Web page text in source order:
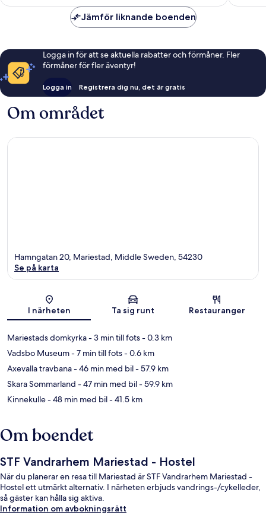
Jämför liknande boenden
Logga in för att se aktuella rabatter och förmåner. Fler
förmåner för fler äventyr!
Logga in Registrera dig nu, det är gratis
Om området
Karta
Hamngatan 20, Mariestad, Middle Sweden, 54230
Se på karta
I närheten Ta sig runt Restauranger
Mariestads domkyrka- 3 min till fots- 0.3 km
Vadsbo Museum- 7 min till fots- 0.6 km
Axevalla travbana- 46 min med bil- 57.9 km
Skara Sommarland - 47 min med bil- 59.9 km
Kinnekulle- 48 min med bil- 41.5 km
Om boendet
STF Vandrarhem Mariestad - Hostel
När du planerar en resa till Mariestad är STF Vandrarhem Mariestad -
Hostel ett utmärkt alternativ. I närheten erbjuds vandrings-/cykelleder,
så gäster kan hålla sig aktiva.
Information om avbokningsrätt